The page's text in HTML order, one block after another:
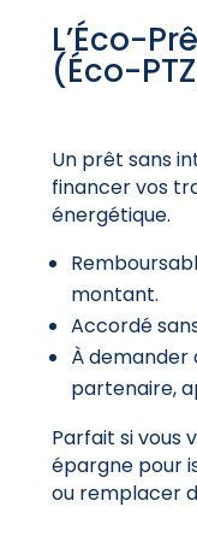
L’Éco-
(Éco-
Un prêt sans
financer vos
énergétique.
montant.
Accordé
À demander
partenaire,
Parfait si vous
épargne pour
ou remplacer